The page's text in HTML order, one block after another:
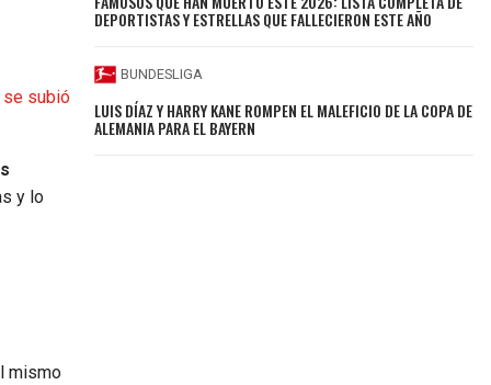
se subió
y lo
mismo
DEPORTISTAS Y ESTRELLAS QUE FALLECIERON ESTE AÑO
BUNDESLIGA
LUIS DÍAZ Y HARRY KANE ROMPEN EL MALEFICIO DE LA COPA DE
ALEMANIA PARA EL BAYERN